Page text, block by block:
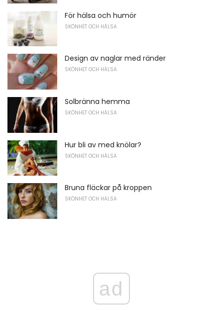
För hälsa och humör
SKÖNHET OCH HÄLSA
Design av naglar med ränder
SKÖNHET OCH HÄLSA
Solbränna hemma
SKÖNHET OCH HÄLSA
Hur bli av med knölar?
SKÖNHET OCH HÄLSA
Bruna fläckar på kroppen
SKÖNHET OCH HÄLSA
ad